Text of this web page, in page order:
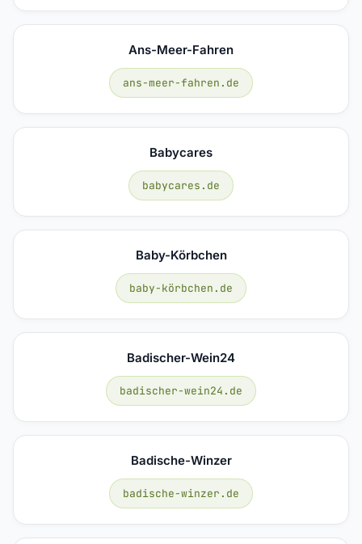
Ans-Meer-Fahren
ans-meer-fahren.de
Babycares
babycares.de
Baby-Körbchen
baby-körbchen.de
Badischer-Wein24
badischer-wein24.de
Badische-Winzer
badische-winzer.de